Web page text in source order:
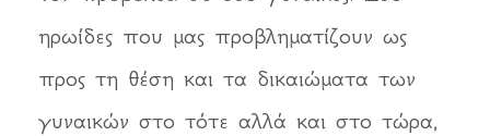
ηρωίδες που μας προβληματίζουν ως
προς τη θέση και τα δικαιώματα των
γυναικών στο τότε αλλά και στο τώρα,